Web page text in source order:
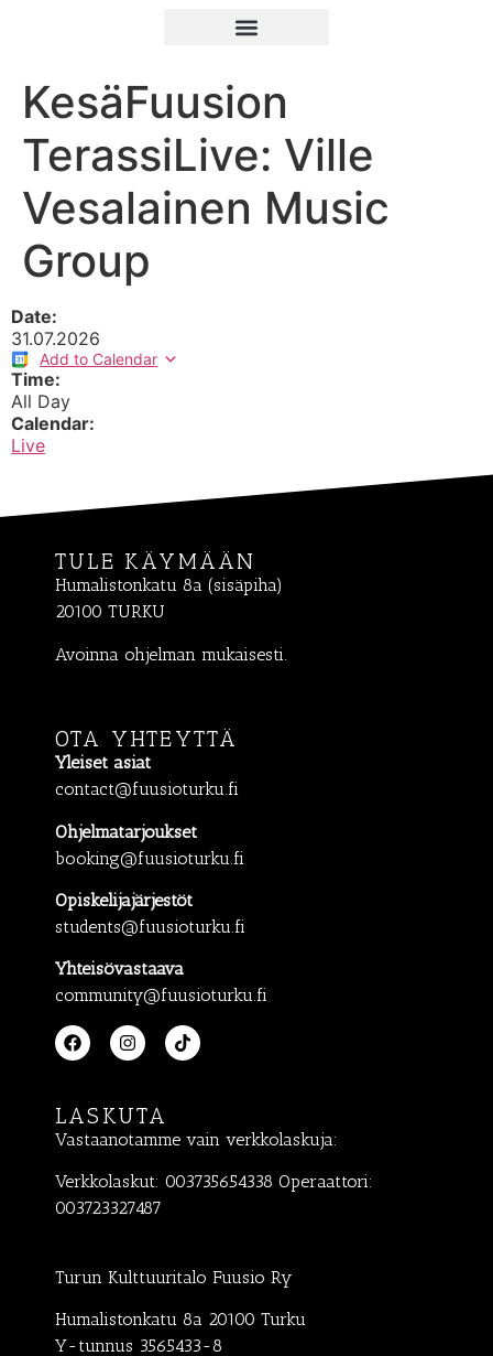
KesäFuusion
TerassiLive: Ville
Vesalainen Music
Group
Date:
31.07.2026
Add to Calendar
Time:
All Day
Calendar:
Live
TULE KÄYMÄÄN
Humalistonkatu 8a (sisäpiha)
20100 TURKU
Avoinna ohjelman mukaisesti.
OTA YHTEYTTÄ
Yleiset asiat
contact@fuusioturku.fi
Ohjelmatarjoukset
booking@fuusioturku.fi
Opiskelijajärjestöt
students@fuusioturku.fi
Yhteisövastaava
community@fuusioturku.fi
LASKUTA
Vastaanotamme vain verkkolaskuja:
Verkkolaskut: 003735654338 Operaattori:
003723327487
Turun Kulttuuritalo Fuusio Ry
Humalistonkatu 8a 20100 Turku
Y-tunnus 3565433-8